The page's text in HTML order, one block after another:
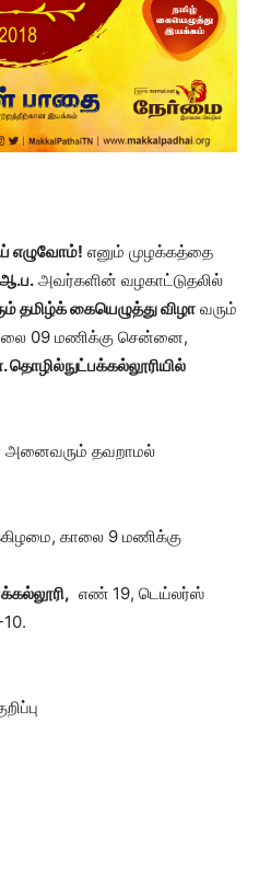
எழுவோம்! எனும் முழக்கத்தை
அவர்களின் வழகாட்டுதலில்
தமிழ்க் கையெழுத்து விழா வரும்
09 மணிக்கு சென்னை,
தொழில்நுட்பக்கல்லூரியில்
அனைவரும் தவறாமல்
காலை 9 மணிக்கு
எண் 19, டெய்லர்ஸ்